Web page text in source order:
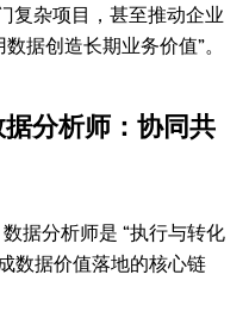
复杂项目，甚至推动企业
据创造长期业务价值”。
据分析师：协同共
据分析师是 “执行与转化
数据价值落地的核心链